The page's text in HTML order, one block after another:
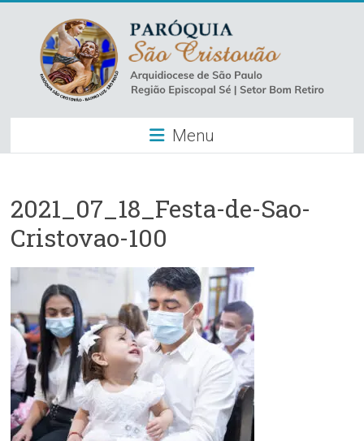
content
Paróquia
São
–
Luz
São
Paulo
Região
Episcopal
Sé
–
Menu
2021_07_18_Festa-de-Sao-
Cristovao-100